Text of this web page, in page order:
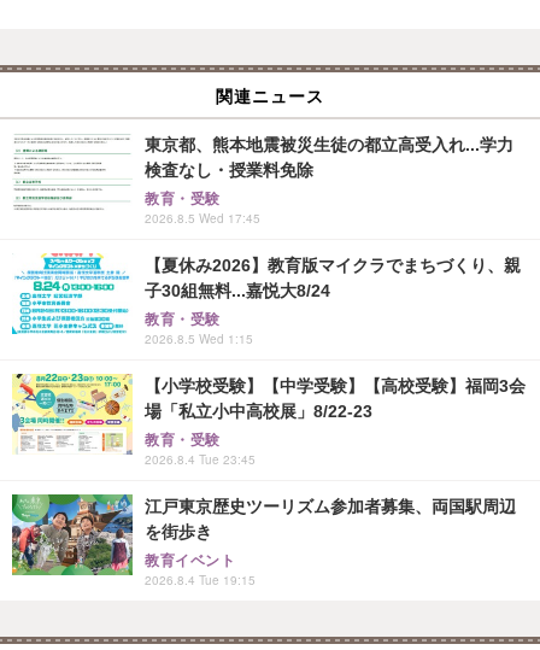
関連ニュース
東京都、熊本地震被災生徒の都立高受入れ...学力
検査なし・授業料免除
教育・受験
2026.8.5 Wed 17:45
【夏休み2026】教育版マイクラでまちづくり、親
子30組無料...嘉悦大8/24
教育・受験
2026.8.5 Wed 1:15
【小学校受験】【中学受験】【高校受験】福岡3会
場「私立小中高校展」8/22-23
教育・受験
2026.8.4 Tue 23:45
江戸東京歴史ツーリズム参加者募集、両国駅周辺
を街歩き
教育イベント
2026.8.4 Tue 19:15